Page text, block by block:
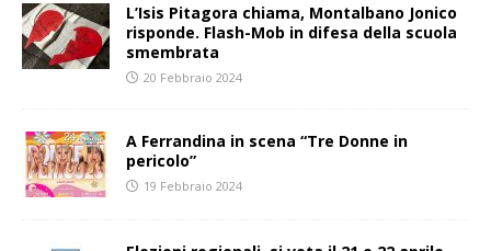
L’Isis Pitagora chiama, Montalbano Jonico
risponde. Flash-Mob in difesa della scuola
smembrata
20 Febbraio 2024
A Ferrandina in scena “Tre Donne in
pericolo”
19 Febbraio 2024